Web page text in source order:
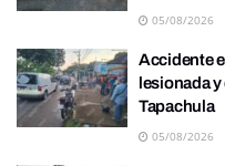
05/08/2026
Accidente
lesionada
Tapachula
05/08/2026